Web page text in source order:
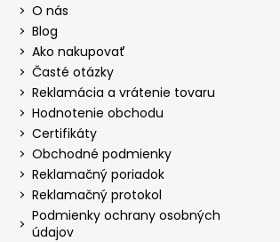
O nás
Blog
Ako nakupovať
Časté otázky
Reklamácia a vrátenie tovaru
Hodnotenie obchodu
Certifikáty
Obchodné podmienky
Reklamačný poriadok
Reklamačný protokol
Podmienky ochrany osobných
údajov